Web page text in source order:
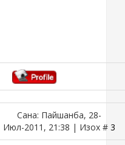
Сана: Пайшанба, 28-
Июл-2011, 21:38 | Изох # 3